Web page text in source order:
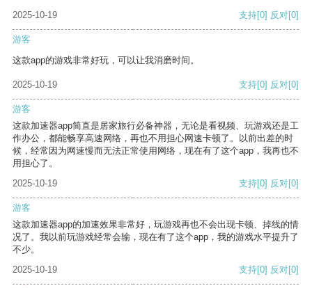
2025-10-19 支持[0] 反对[0]
游客
这款app的游戏非常好玩，可以让我消磨时间。
2025-10-19 支持[0] 反对[0]
游客
这款加速器app简直是居家旅行必备神器，无论是看视频、玩游戏还是工
作办公，都能畅享高速网络，再也不用担心网速卡顿了。以前出差的时
候，经常因为网速慢而无法正常使用网络，现在有了这个app，我再也不
用担心了。
2025-10-19
支持[0] 反对[0]
游客
这款加速器app的加速效果非常好，玩游戏再也不会出现卡顿、掉线的情
况了。我以前玩游戏经常会输，现在有了这个app，我的游戏水平提升了
不少。
2025-10-19
支持[0] 反对[0]